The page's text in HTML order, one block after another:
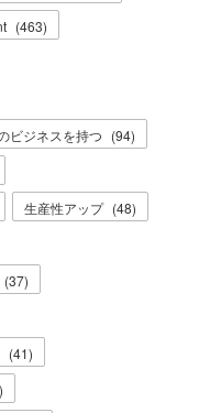
(463)
ビジネスを持つ (94)
生産性アップ (48)
(37)
(41)
)